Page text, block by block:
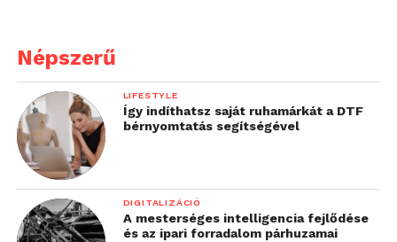
Népszerű
LIFESTYLE
Így indíthatsz saját ruhamárkát a DTF
bérnyomtatás segítségével
DIGITALIZÁCIÓ
A mesterséges intelligencia fejlődése
és az ipari forradalom párhuzamai